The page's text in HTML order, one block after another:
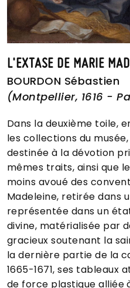
L'EXTASE DE MARIE
BOURDON Sébastien
(Montpellier, 1616 -
Dans la deuxième toile,
les collections du
destinée à la dévotion
mêmes traits, ainsi que
moins avoué des
Madeleine, retirée dans
représentée dans un
divine, matérialisée par
gracieux soutenant la
la dernière partie de la
1665-1671, ses tableaux
de force plastique alliée